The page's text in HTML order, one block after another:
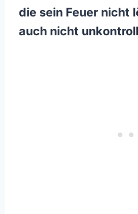
die sein Feuer nicht
auch nicht